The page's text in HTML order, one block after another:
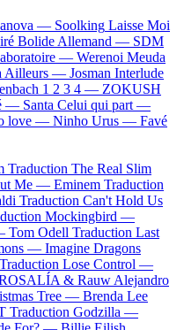
— Soolking Laisse Moi
Bolide Allemand — SDM
— Werenoi Meuda
Ailleurs — Josman Interlude
1 2 3 4 — ZOKUSH
— Santa Celui qui part —
love — Ninho Urus — Favé
Traduction The Real Slim
Me — Eminem Traduction
Traduction Can't Hold Us
Mockingbird —
Tom Odell Traduction Last
— Imagine Dragons
Traduction Lose Control —
& Rauw Alejandro
Tree — Brenda Lee
Traduction Godzilla —